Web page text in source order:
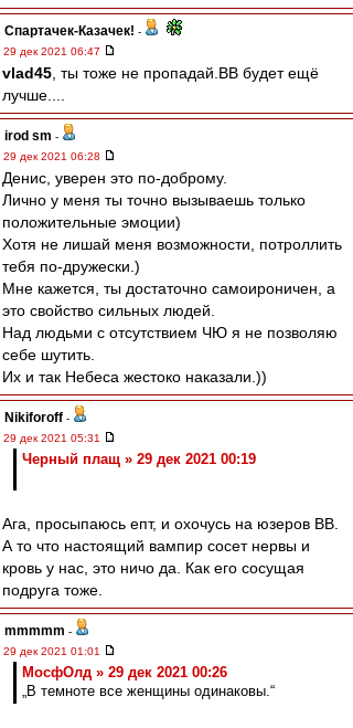
Спартачек-Казачек! -
29 дек 2021 06:47
vlad45 , ты тоже не пропадай.ВВ будет ещё
лучше....
irod sm -
29 дек 2021 06:28
Денис, уверен это по-доброму.
Лично у меня ты точно вызываешь только
положительные эмоции)
Хотя не лишай меня возможности, потроллить
тебя по-дружески.)
Мне кажется, ты достаточно самоироничен, а
это свойство сильных людей.
Над людьми с отсутствием ЧЮ я не позволяю
себе шутить.
Их и так Небеса жестоко наказали.))
Nikiforoff -
29 дек 2021 05:31
Черный плащ » 29 дек 2021 00:19
Ага, просыпаюсь епт, и охочусь на юзеров ВВ.
А то что настоящий вампир сосет нервы и
кровь у нас, это ничо да. Как его сосущая
подруга тоже.
mmmmm -
29 дек 2021 01:01
МосфОлд » 29 дек 2021 00:26
„В темноте все женщины одинаковы.“